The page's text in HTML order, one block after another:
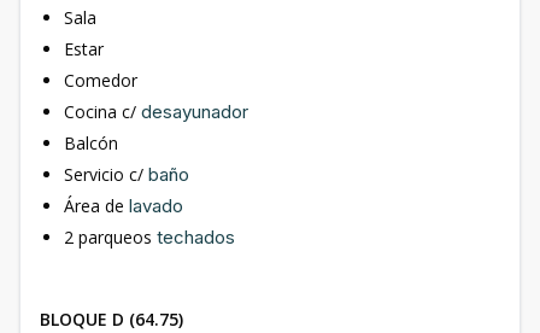
Sala
Estar
Comedor
Cocina c/ desayunador
Balcón
Servicio c/ baño
Área de lavado
2 parqueos techados
BLOQUE D (64.75)